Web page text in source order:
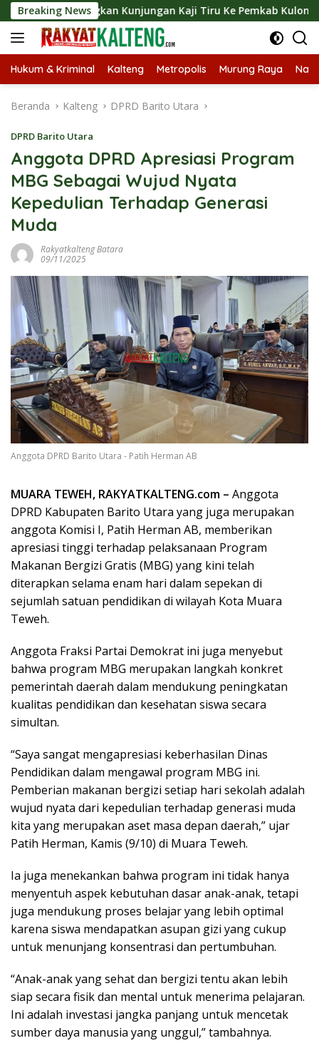
Langsung
ke
konten
Breaking News
Kunjungan Kaji Tiru Ke Pemkab Kulon Progo
Hukum & Kriminal Kalteng Metropolis Murung Raya
Beranda Kalteng DPRD Barito Utara
DPRD Barito Utara
Anggota DPRD Apresiasi Program
MBG Sebagai Wujud Nyata
Kepedulian Terhadap Generasi
Muda
Rakyatkalteng Batara
09/11/2025
Anggota DPRD Barito Utara - Patih Herman AB
MUARA TEWEH, RAKYATKALTENG.com – Anggota
DPRD Kabupaten Barito Utara yang juga merupakan
anggota Komisi I, Patih Herman AB, memberikan
apresiasi tinggi terhadap pelaksanaan Program
Makanan Bergizi Gratis (MBG) yang kini telah
diterapkan selama enam hari dalam sepekan di
sejumlah satuan pendidikan di wilayah Kota Muara
Teweh.
Anggota Fraksi Partai Demokrat ini juga menyebut
bahwa program MBG merupakan langkah konkret
pemerintah daerah dalam mendukung peningkatan
kualitas pendidikan dan kesehatan siswa secara
simultan.
“Saya sangat mengapresiasi keberhasilan Dinas
Pendidikan dalam mengawal program MBG ini.
Pemberian makanan bergizi setiap hari sekolah adalah
wujud nyata dari kepedulian terhadap generasi muda
kita yang merupakan aset masa depan daerah,” ujar
Patih Herman, Kamis (9/10) di Muara Teweh.
Ia juga menekankan bahwa program ini tidak hanya
menyentuh aspek kebutuhan dasar anak-anak, tetapi
juga mendukung proses belajar yang lebih optimal
karena siswa mendapatkan asupan gizi yang cukup
untuk menunjang konsentrasi dan pertumbuhan.
“Anak-anak yang sehat dan bergizi tentu akan lebih
siap secara fisik dan mental untuk menerima pelajaran.
Ini adalah investasi jangka panjang untuk mencetak
sumber daya manusia yang unggul,” tambahnya.